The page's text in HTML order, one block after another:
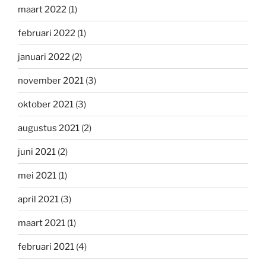
maart 2022 (1)
februari 2022 (1)
januari 2022 (2)
november 2021 (3)
oktober 2021 (3)
augustus 2021 (2)
juni 2021 (2)
mei 2021 (1)
april 2021 (3)
maart 2021 (1)
februari 2021 (4)